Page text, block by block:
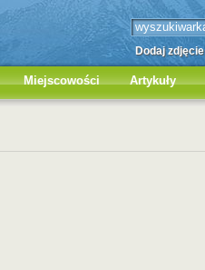
Dodaj zdjęcie
Miejscowości Artykuły